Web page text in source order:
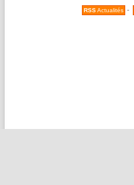
RSSActualités -